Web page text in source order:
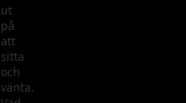
ut
på
att
sitta
och
vänta.